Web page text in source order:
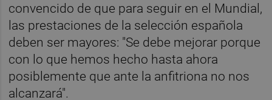
convencido de que para seguir en el Mundial,
las prestaciones de la selección española
deben ser mayores: "Se debe mejorar porque
con lo que hemos hecho hasta ahora
posiblemente que ante la anfitriona no nos
alcanzará".